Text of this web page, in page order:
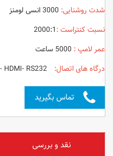
شدت روشنایی:
نسبت کنتراست :2000:1
عمر لامپ :
درگاه های اتصال:
تماس بگیرید
نقد و بررسی